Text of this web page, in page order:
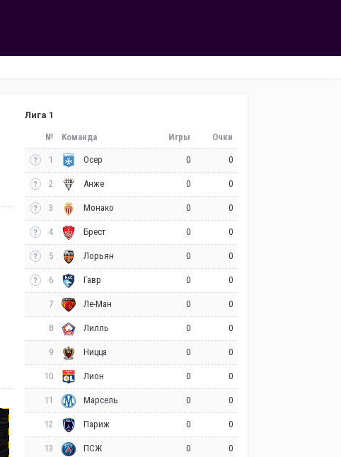
Лига 1
№ Команда Игры Очки
1 Осер 0 0
2 Анже 0 0
3 Монако 0 0
4 Брест 0 0
5 Лорьян 0 0
6 Гавр 0 0
7 Ле-Ман 0 0
8 Лилль 0 0
9 Ницца 0 0
10 Лион 0 0
11 Марсель 0 0
12 Париж 0 0
13 ПСЖ 0 0